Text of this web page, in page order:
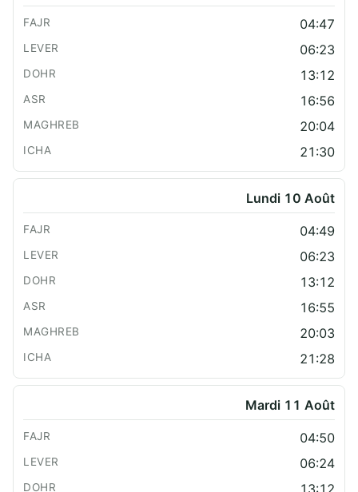
04:47
06:23
13:12
16:56
20:04
21:30
Lundi 10 Août
04:49
06:23
13:12
16:55
20:03
21:28
Mardi 11 Août
04:50
06:24
13:12